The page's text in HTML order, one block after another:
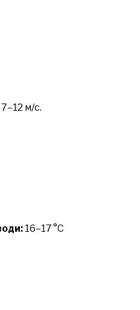
м/с.
16–17 °C